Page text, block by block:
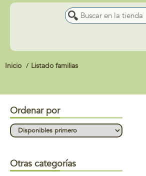
Inicio Listado familias
Ordenar por
Otras categorías